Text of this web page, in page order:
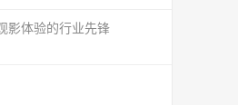
影体验的行业先锋